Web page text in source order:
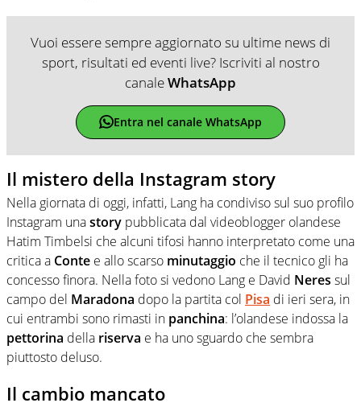
Vuoi essere sempre aggiornato su ultime news di
sport, risultati ed eventi live? Iscriviti al nostro
canaleWhatsApp
Entra nel canale WhatsApp
Il mistero della Instagram story
Nella giornata di oggi, infatti, Lang ha condiviso sul suo profilo
Instagram unastory pubblicata dal videoblogger olandese
Hatim Timbelsi che alcuni tifosi hanno interpretato come una
critica a Conte e allo scarso minutaggio che il tecnico gli ha
concesso finora. Nella foto si vedono Lang e David Neres sul
campo del Maradona dopo la partita col Pisa di ieri sera, in
cui entrambi sono rimasti in panchina: l’olandese indossa la
pettorina della riserva e ha uno sguardo che sembra
piuttosto deluso.
Il cambio mancato